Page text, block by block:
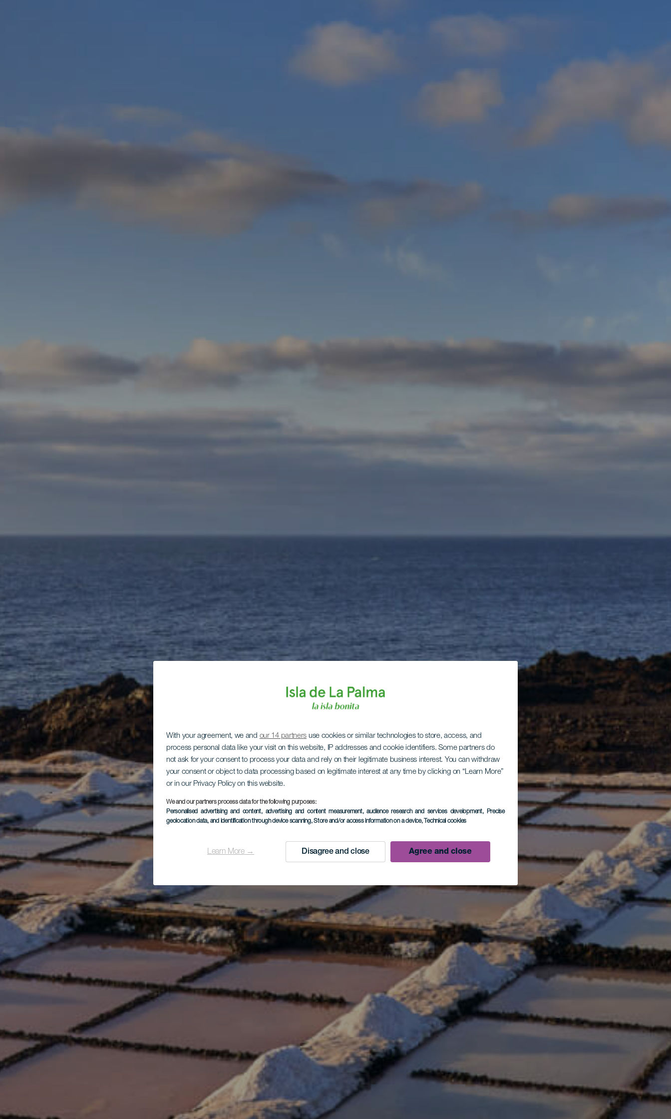
With your agreement, we and our 14 partners use cookies or similar technologies to store, access, and
process personal data like your visit on this website, IP addresses and cookie identifiers. Some partners do
not ask for your consent to process your data and rely on their legitimate business interest. You can withdraw
your consent or object to data processing based on legitimate interest at any time by clicking on “Learn More”
or in our Privacy Policy on this website.
We and our partners process data for the following purposes:
Personalised advertising and content, advertising and content measurement, audience research and services development, Precise
geolocation data, and identification through device scanning, Store and/or access information on a device, Technical cookies
Learn More → Disagree and close Agree and close